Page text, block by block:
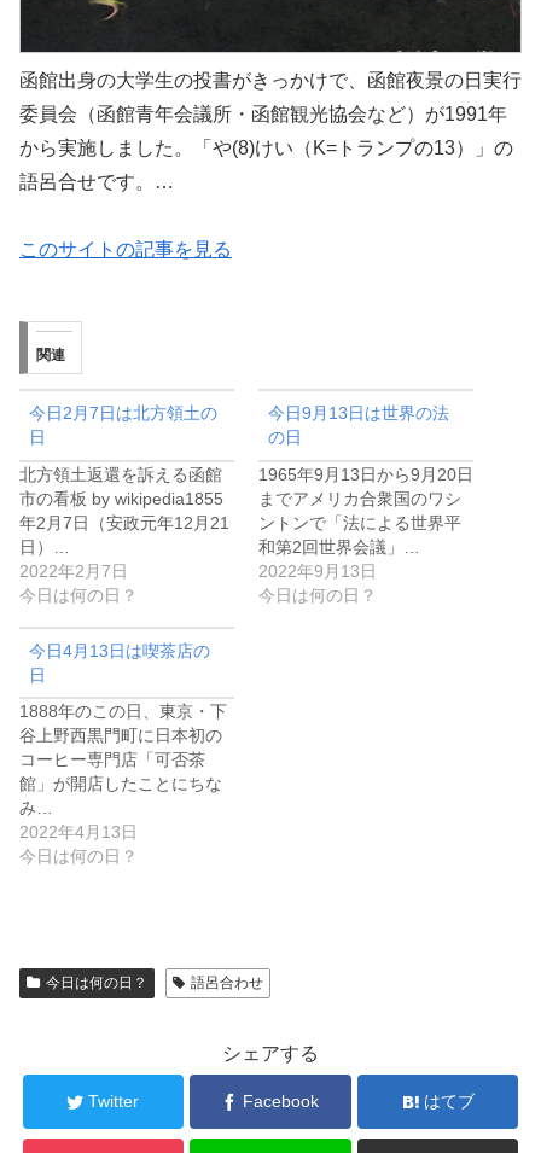
函館出身の大学生の投書がきっかけで、函館夜景の日実行
委員会（函館青年会議所・函館観光協会など）が1991年
から実施しました。「や(8)けい（K=トランプの13）」の
語呂合せです。…
このサイトの記事を見る
関連
今日2月7日は北方領土の
日
北方領土返還を訴える函館
市の看板 by wikipedia1855
年2月7日（安政元年12月21
日）…
2022年2月7日
今日は何の日？
今日9月13日は世界の法
の日
1965年9月13日から9月20日
までアメリカ合衆国のワシ
ントンで「法による世界平
和第2回世界会議」…
2022年9月13日
今日は何の日？
今日4月13日は喫茶店の
日
1888年のこの日、東京・下
谷上野西黒門町に日本初の
コーヒー専門店「可否茶
館」が開店したことにちな
み…
2022年4月13日
今日は何の日？
今日は何の日？ 語呂合わせ
シェアする
Twitter Facebook はてブ